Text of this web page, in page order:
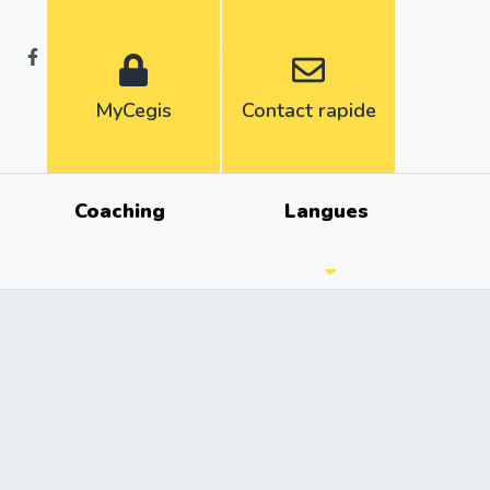
Coaching Langues
MyCegis Contact rapide